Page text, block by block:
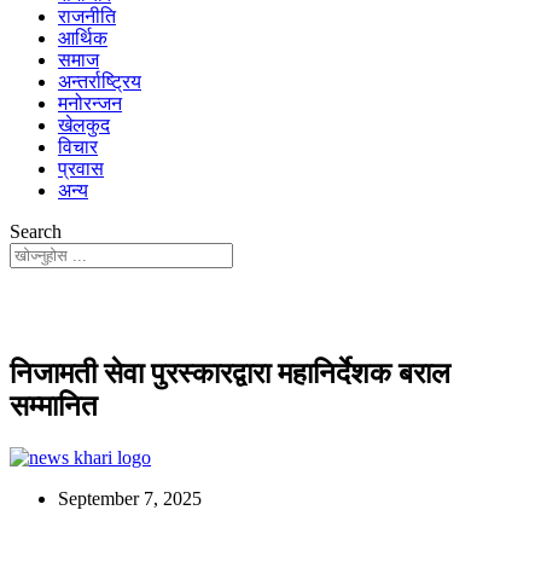
राजनीति
आर्थिक
समाज
अन्तर्राष्ट्रिय
मनोरन्जन
खेलकुद
विचार
प्रवास
अन्य
Search
निजामती सेवा पुरस्कारद्वारा महानिर्देशक बराल
सम्मानित
September 7, 2025